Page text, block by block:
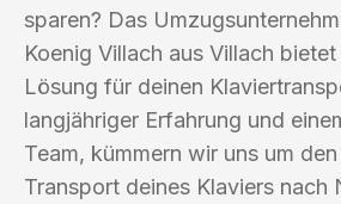
sparen? Das
Koenig Villach aus Villach
Lösung für deinen
langjähriger Erfahrung und
Team, kümmern wir uns um
Transport deines Klaviers nach